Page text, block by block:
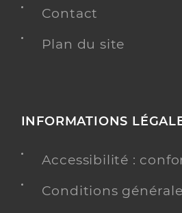
Contact
Plan du site
INFORMATIONS
Accessibilité :
Conditions